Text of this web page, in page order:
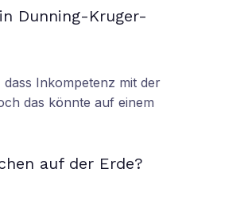
Dunning-Kruger-
Inkompetenz mit der
das könnte auf einem
auf der Erde?